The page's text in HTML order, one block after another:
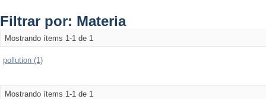
Filtrar por: Materia
Mostrando ítems 1-1 de 1
pollution (1)
Mostrando ítems 1-1 de 1